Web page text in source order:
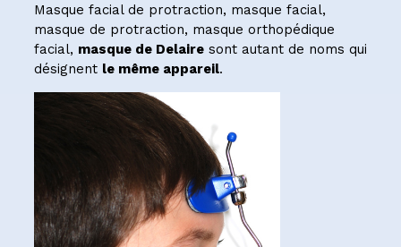
Masque facial de protraction, masque facial,
masque de protraction, masque orthopédique
facial, masque de Delairesont autant de noms qui
désignent le même appareil.